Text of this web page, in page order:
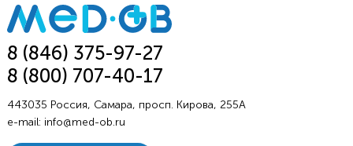
8 (846) 375-97-27
8 (800) 707-40-17
443035 Россия, Самара, просп. Кирова, 255А
e-mail: info@med-ob.ru